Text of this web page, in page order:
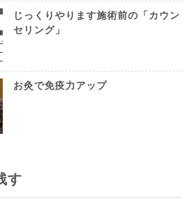
じっくりやります施術前の「カウン
セリング」
お灸で免疫力アップ
す